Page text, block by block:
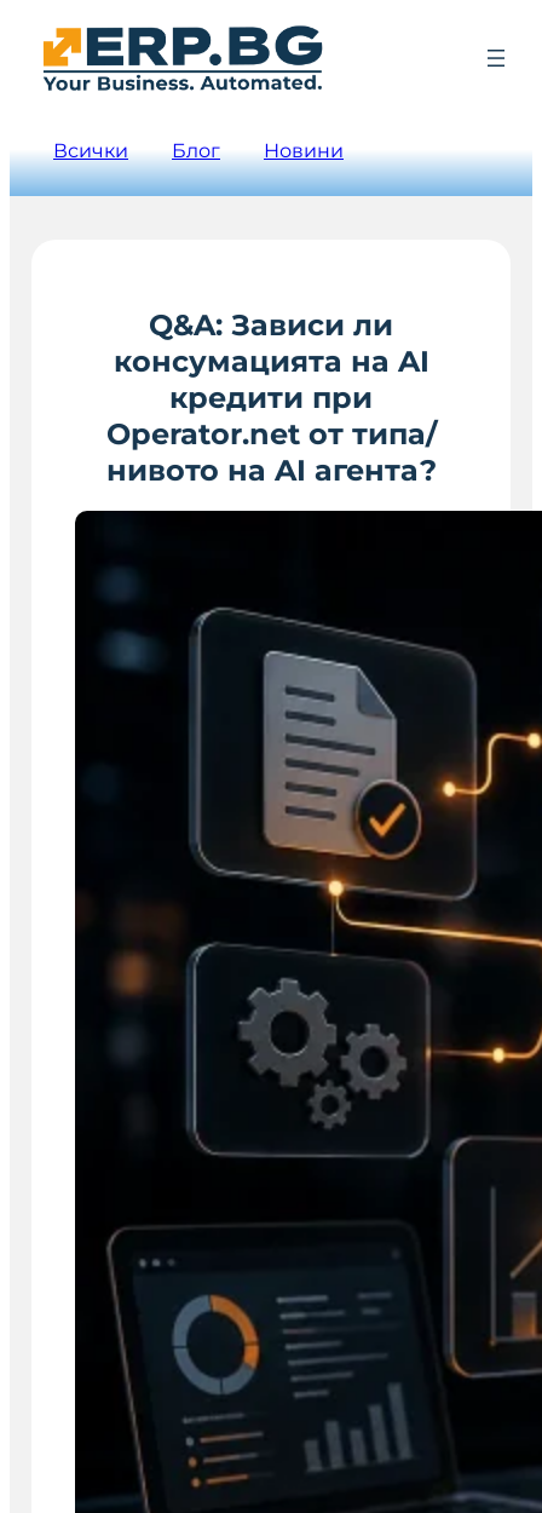
Всички Блог Новини
Q&A: Зависи ли
консумацията на AI
кредити при
Operator.net от типа/
нивото на AI агента?